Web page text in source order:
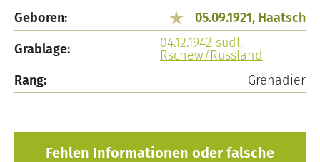
Geboren:
05.09.1921, Haatsch
Grablage:
04.12.1942 südl.
Rschew/Russland
Rang:
Grenadier
Fehlen Informationen oder falsche